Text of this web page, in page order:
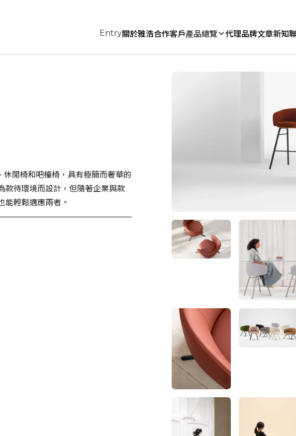
Entry關於雅浩合作客戶產品總覽 代理品牌文章新知
閒椅和吧檯椅，具有極簡而奢華的
款待環境而設計，但隨著企業與款
能輕鬆適應兩者。